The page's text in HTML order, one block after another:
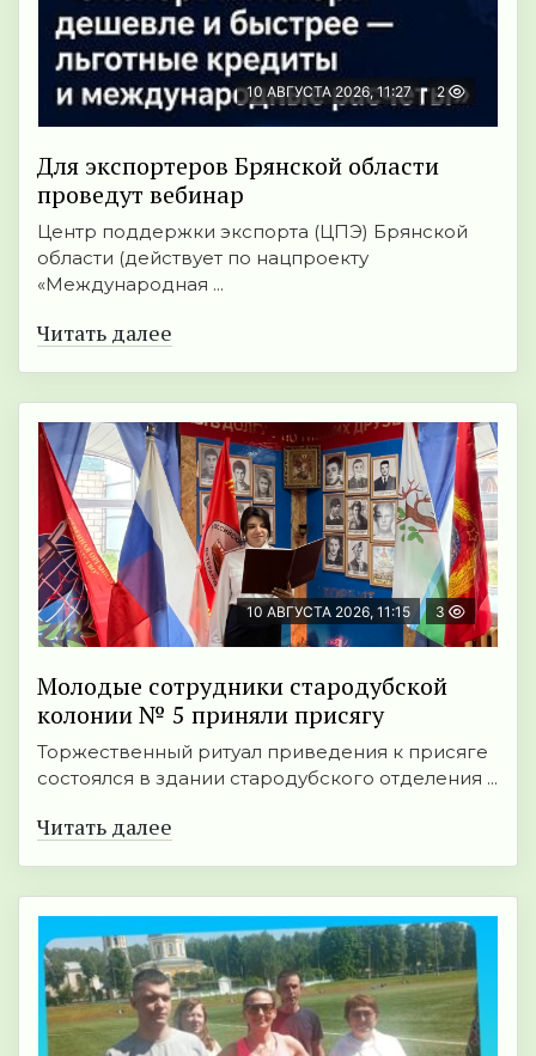
10 АВГУСТА 2026, 11:27 2
Для экспортеров Брянской области
проведут вебинар
Центр поддержки экспорта (ЦПЭ) Брянской
области (действует по нацпроекту
«Международная ...
Читать далее
10 АВГУСТА 2026, 11:15 3
Молодые сотрудники стародубской
колонии № 5 приняли присягу
Торжественный ритуал приведения к присяге
состоялся в здании стародубского отделения ...
Читать далее